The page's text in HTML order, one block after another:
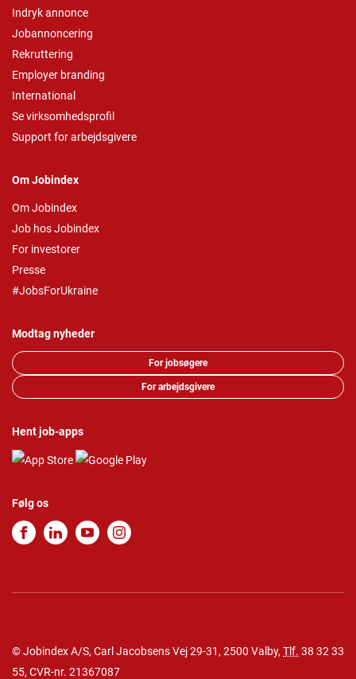
Indryk annonce
Jobannoncering
Rekruttering
Employer branding
International
Se virksomhedsprofil
Support for arbejdsgivere
Om Jobindex
Om Jobindex
Job hos Jobindex
For investorer
Presse
#JobsForUkraine
Modtag nyheder
For jobsøgere
For arbejdsgivere
Hent job-apps
Følg os
© Jobindex A/S, Carl Jacobsens Vej 29-31, 2500 Valby, Tlf. 38 32 33
55, CVR-nr. 21367087